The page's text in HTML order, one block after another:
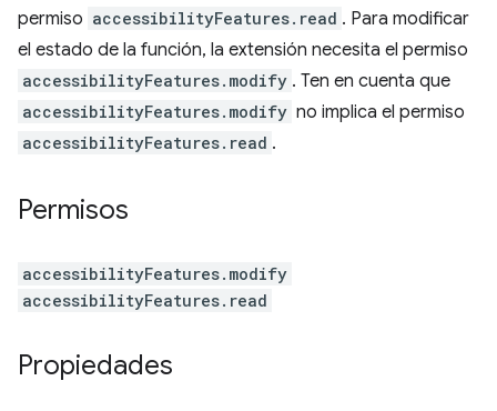
permiso accessibilityFeatures.read . Para modificar
el estado de la función, la extensión necesita el permiso
accessibilityFeatures.modify . Ten en cuenta que
accessibilityFeatures.modify no implica el permiso
accessibilityFeatures.read .
Permisos
accessibilityFeatures.modify
accessibilityFeatures.read
Propiedades